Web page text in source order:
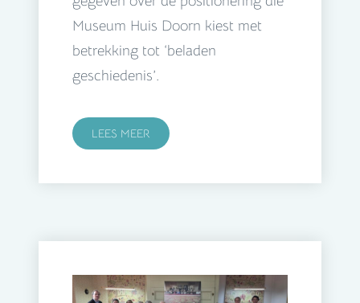
Museum Huis Doorn kiest met
betrekking tot ‘beladen
geschiedenis’.
LEES MEER